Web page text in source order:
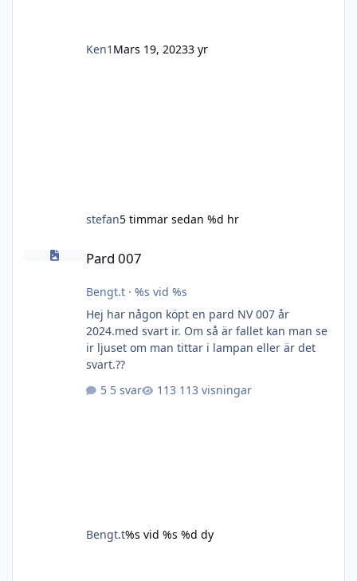
Ken1 Mars 19, 20233 yr
stefan5 timmar sedan %d hr
Pard 007
Pard 007
Bengt.t· %s vid %s
Hej har någon köpt en pard NV 007 år
2024.med svart ir. Om så är fallet kan man se
ir ljuset om man tittar i lampan eller är det
svart.??
5 svar
113 visningar
Bengt.t%s vid %s %d dy